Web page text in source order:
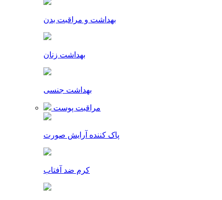
بهداشت و مراقبت بدن
بهداشت زنان
بهداشت جنسی
مراقبت پوست
پاک کننده آرایش صورت
کرم ضد آفتاب